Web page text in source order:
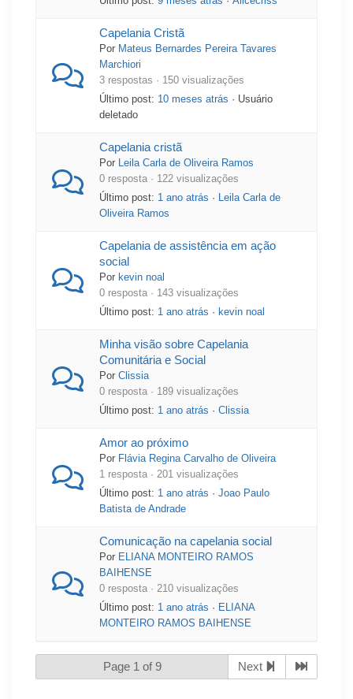
Capelania Cristã
Por Mateus Bernardes Pereira Tavares
Marchiori
3 respostas · 150 visualizações
Último post: 10 meses atrás · Usuário
deletado
Capelania cristã
Por Leila Carla de Oliveira Ramos
0 resposta · 122 visualizações
Último post: 1 ano atrás · Leila Carla de
Oliveira Ramos
Capelania de assistência em ação
social
Por kevin noal
0 resposta · 143 visualizações
Último post: 1 ano atrás · kevin noal
Minha visão sobre Capelania
Comunitária e Social
Por Clissia
0 resposta · 189 visualizações
Último post: 1 ano atrás · Clissia
Amor ao próximo
Por Flávia Regina Carvalho de Oliveira
1 resposta · 201 visualizações
Último post: 1 ano atrás · Joao Paulo
Batista de Andrade
Comunicação na capelania social
Por ELIANA MONTEIRO RAMOS
BAIHENSE
0 resposta · 210 visualizações
Último post: 1 ano atrás · ELIANA
MONTEIRO RAMOS BAIHENSE
Page 1 of 9 Next